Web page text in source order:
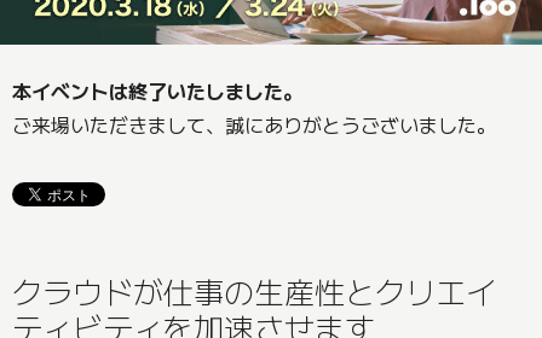
本イベントは終了いたしました。
ご来場いただきまして、誠にありがとうございました。
クラウドが仕事の生産性とクリエイ
ティビティを加速させます